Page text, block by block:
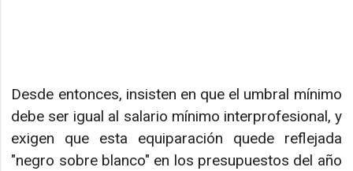
Desde entonces, insisten en que el umbral mínimo
debe ser igual al salario mínimo interprofesional, y
exigen que esta equiparación quede reflejada
"negro sobre blanco" en los presupuestos del año